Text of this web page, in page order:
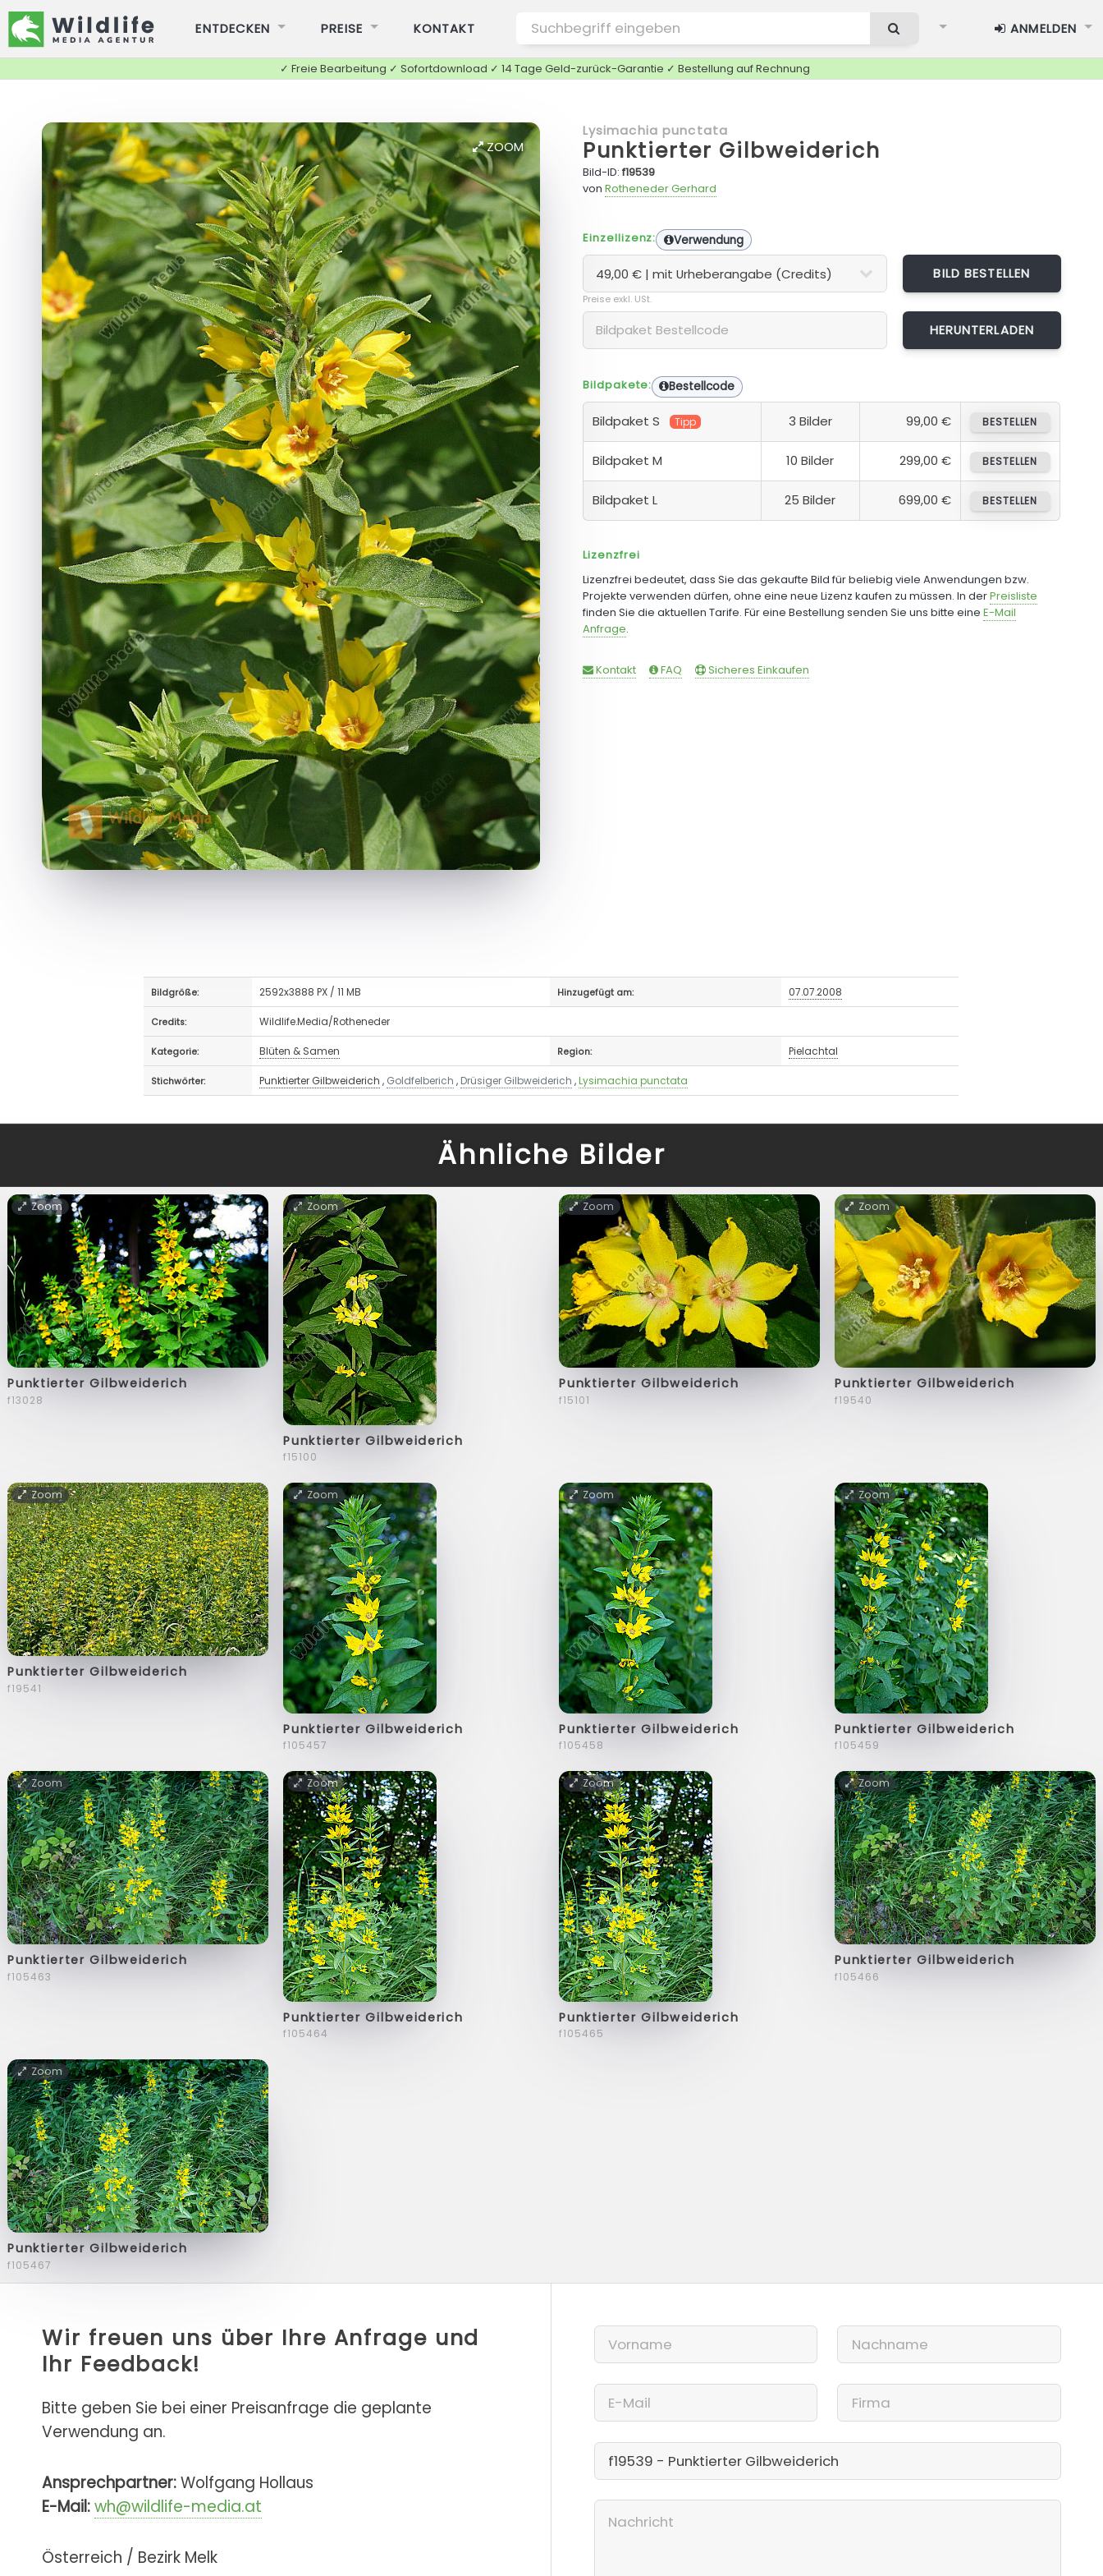
ENTDECKEN PREISE KONTAKT ANMELDEN
✓ Freie Bearbeitung ✓ Sofortdownload ✓ 14 Tage Geld-zurück-Garantie ✓ Bestellung auf Rechnung
ZOOM
Lysimachia punctata
Punktierter Gilbweiderich
Bild-ID:f19539
von Rotheneder Gerhard
Einzellizenz: Verwendung
BILD BESTELLEN
Preise exkl. USt.
Bildpakete: Bestellcode
Bildpaket S Tipp 3 Bilder 99,00 € BESTELLEN
Bildpaket M 10 Bilder 299,00 € BESTELLEN
Bildpaket L 25 Bilder 699,00 € BESTELLEN
Lizenzfrei
Lizenzfrei bedeutet, dass Sie das gekaufte Bild für beliebig viele Anwendungen bzw.
Projekte verwenden dürfen, ohne eine neue Lizenz kaufen zu müssen. In derPreisliste
finden Sie die aktuellen Tarife. Für eine Bestellung senden Sie uns bitte eine E-Mail
Anfrage.
Kontakt FAQ Sicheres Einkaufen
Bildgröße: 2592x3888 PX / 11 MB Hinzugefügt am: 07.07.2008
Credits: Wildlife.Media/Rotheneder
Kategorie: Blüten & Samen Region: Pielachtal
Stichwörter: Punktierter Gilbweiderich , Goldfelberich , Drüsiger Gilbweiderich ,Lysimachia punctata
Ähnliche Bilder
Zoom
Punktierter Gilbweiderich
f13028
Zoom
Punktierter Gilbweiderich
f15100
Zoom
Punktierter Gilbweiderich
f15101
Zoom
Punktierter Gilbweiderich
f19540
Zoom
Punktierter Gilbweiderich
f19541
Zoom
Punktierter Gilbweiderich
f105457
Zoom
Punktierter Gilbweiderich
f105458
Zoom
Punktierter Gilbweiderich
f105459
Zoom
Punktierter Gilbweiderich
f105463
Zoom
Punktierter Gilbweiderich
f105464
Zoom
Punktierter Gilbweiderich
f105465
Zoom
Punktierter Gilbweiderich
f105466
Zoom
Punktierter Gilbweiderich
f105467
Wir freuen uns über Ihre Anfrage und
Ihr Feedback!
Bitte geben Sie bei einer Preisanfrage die geplante
Verwendung an.
Ansprechpartner:Wolfgang Hollaus
E-Mail:wh@wildlife-media.at
Österreich / Bezirk Melk